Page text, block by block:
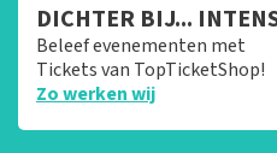
DICHTER BIJ...
Beleef evenementen met
Tickets van TopTicketShop!
Zo werken wij